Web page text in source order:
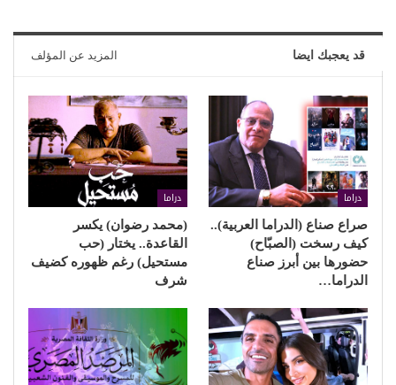
قد يعجبك ايضا المزيد عن المؤلف
دراما
صراع صناع (الدراما العربية)..
كيف رسخت (الصبّاح)
حضورها بين أبرز صناع
الدراما…
دراما
(محمد رضوان) يكسر
القاعدة.. يختار (حب
مستحيل) رغم ظهوره كضيف
شرف